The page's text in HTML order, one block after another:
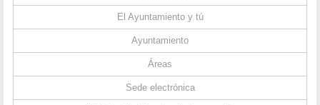
El Ayuntamiento y tú
Ayuntamiento
Áreas
Sede electrónica